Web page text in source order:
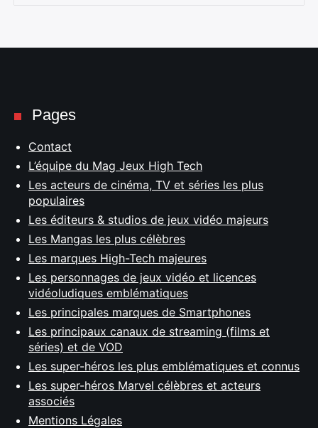
Pages
Contact
L’équipe du Mag Jeux High Tech
Les acteurs de cinéma, TV et séries les plus
populaires
Les éditeurs & studios de jeux vidéo majeurs
Les Mangas les plus célèbres
Les marques High-Tech majeures
Les personnages de jeux vidéo et licences
vidéoludiques emblématiques
Les principales marques de Smartphones
Les principaux canaux de streaming (films et
séries) et de VOD
Les super-héros les plus emblématiques et connus
Les super-héros Marvel célèbres et acteurs
associés
Mentions Légales